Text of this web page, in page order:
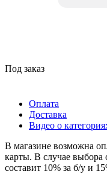
Под заказ
Оплата
Доставка
Видео о
В магазине возможна
карты. В случае выбора
составит 10% за б/у и